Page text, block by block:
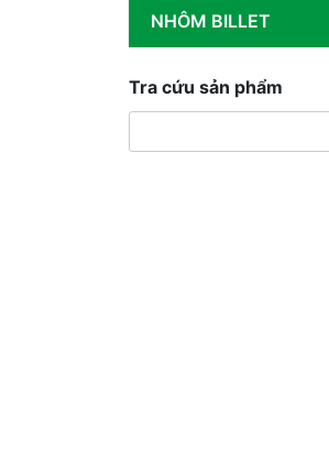
NHÔM BILLET
Tra cứu sản phẩm